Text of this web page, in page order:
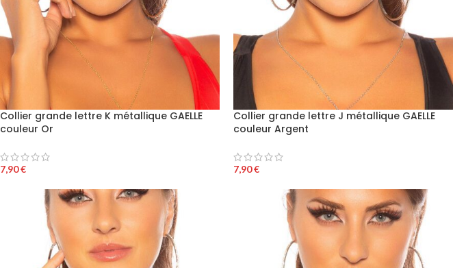
Collier grande lettre K métallique GAELLE
couleur Or
7,90€
Collier grande lettre J métallique GAELLE
couleur Argent
7,90€